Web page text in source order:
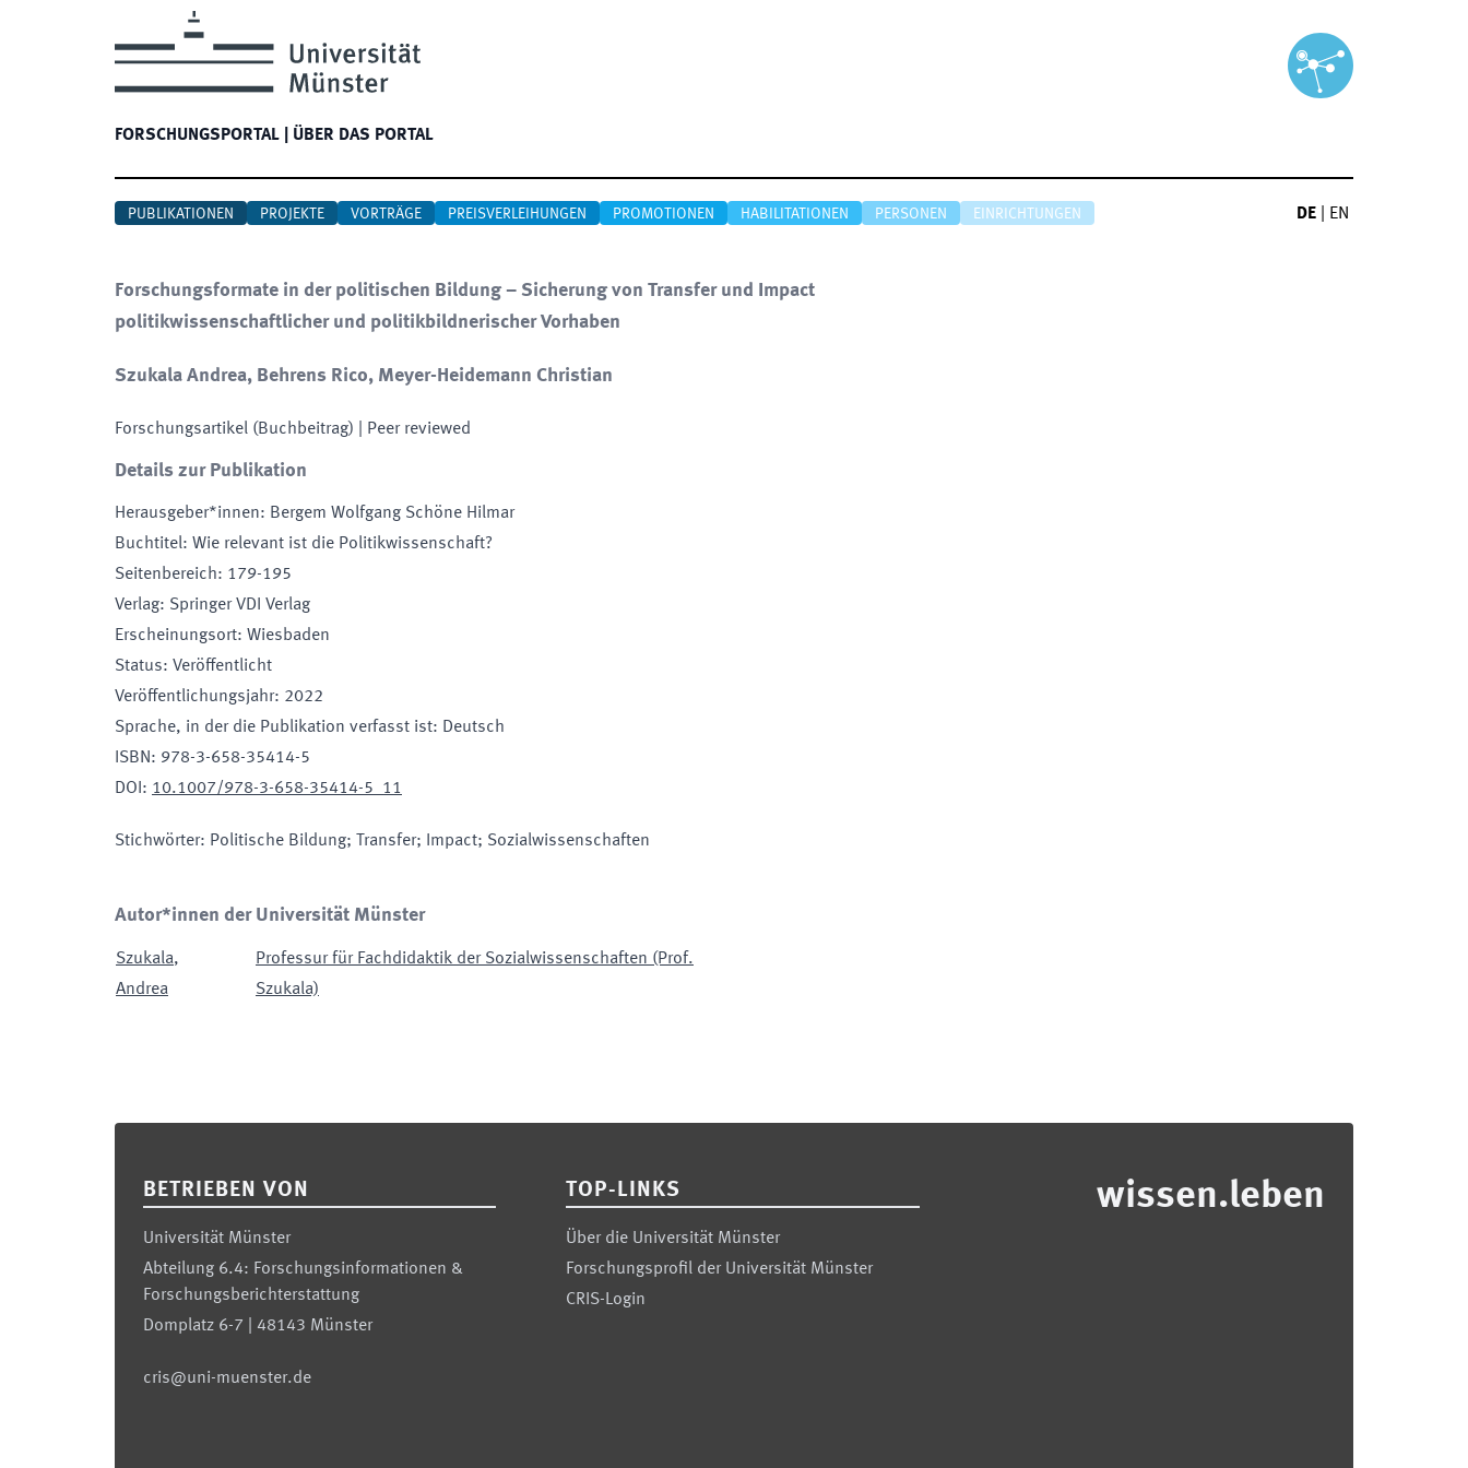
FORSCHUNGSPORTAL ÜBER DAS PORTAL
PUBLIKATIONEN PROJEKTE VORTRÄGE PREISVERLEIHUNGEN PROMOTIONEN HABILITATIONEN PERSONEN EINRICHTUNGEN DE EN
Forschungsformate in der politischen Bildung – Sicherung von Transfer und Impact
politikwissenschaftlicher und politikbildnerischer Vorhaben
Szukala Andrea, Behrens Rico, Meyer-Heidemann Christian
Forschungsartikel (Buchbeitrag) | Peer reviewed
Details zur Publikation
Herausgeber*innen: Bergem Wolfgang Schöne Hilmar
Buchtitel: Wie relevant ist die Politikwissenschaft?
Seitenbereich: 179-195
Verlag: Springer VDI Verlag
Erscheinungsort: Wiesbaden
Status: Veröffentlicht
Veröffentlichungsjahr: 2022
Sprache, in der die Publikation verfasst ist: Deutsch
ISBN: 978-3-658-35414-5
DOI : 10.1007/978-3-658-35414-5_11
Stichwörter: Politische Bildung; Transfer; Impact; Sozialwissenschaften
Autor*innen der Universität Münster
Szukala,
Andrea
Professur für Fachdidaktik der Sozialwissenschaften (Prof.
Szukala)
BETRIEBEN VON
Universität Münster
Abteilung 6.4: Forschungsinformationen &
Forschungsberichterstattung
Domplatz 6-7 | 48143 Münster
cris@uni-muenster.de
TOP-LINKS
Über die Universität Münster
Forschungsprofil der Universität Münster
CRIS-Login
wissen.leben